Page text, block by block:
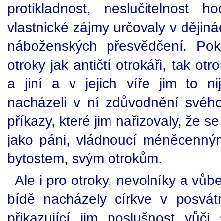
protikladnost, neslučitelnost
vlastnické zájmy určovaly v
náboženských přesvědčení.
otroky jak antičtí otrokáři, tak
a jiní a v jejich víře jim to
nacházeli v ní zdůvodnění
příkazy, které jim nařizovaly, že
jako páni, vládnoucí
bytostem, svým otrokům.
Ale i pro otroky, nevolníky a
bídě nacházely církve v
přikazující jim poslušnost vůči